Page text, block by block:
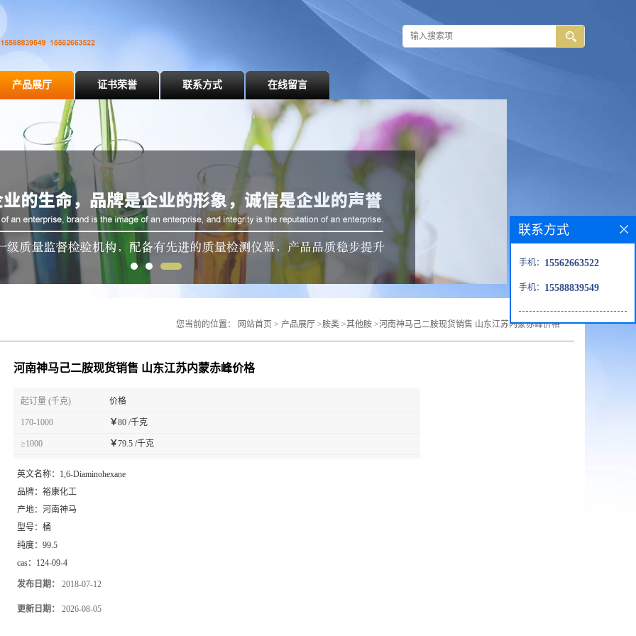
产品展厅 证书荣誉 联系方式 在线留言
您当前的位置： 网站首页 > 产品展厅 >胺类 >其他胺 >河南神马己二胺现货销售 山东江苏内蒙赤峰价格
河南神马己二胺现货销售 山东江苏内蒙赤峰价格
起订量 (千克) 价格
170-1000 ￥80 /千克
≥1000 ￥79.5 /千克
英文名称： 1,6-Diaminohexane
品牌： 裕康化工
产地： 河南神马
型号： 桶
纯度： 99.5
cas： 124-09-4
发布日期： 2018-07-12
更新日期： 2026-08-05
联系方式
手机： 15562663522
手机： 15588839549